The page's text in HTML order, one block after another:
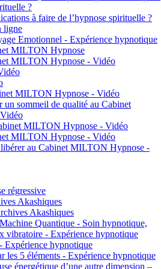
?
à faire de l’hypnose spirituelle ?
ligne
Emotionnel - Expérience hypnotique
MILTON Hypnose
MILTON Hypnose - Vidéo
MILTON Hypnose - Vidéo
un sommeil de qualité au Cabinet
MILTON Hypnose - Vidéo
MILTON Hypnose - Vidéo
libérer au Cabinet MILTON Hypnose -
régressive
Akashiques
Akashiques
Quantique - Soin hypnotique,
vibratoire - Expérience hypnotique
Expérience hypnotique
les 5 éléments - Expérience hypnotique
énergétique d’une autre dimension –